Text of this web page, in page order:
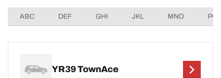
ABC DEF GHI JKL MNO
YR39 TownAce